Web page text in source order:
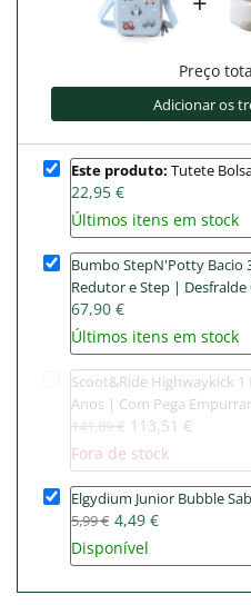
Preço
Adicionar os
Este produto: Tutete
22,95 €
Últimos itens em stock
Bumbo StepN'Potty Bacio
Redutor e Step |
67,90 €
Últimos itens em stock
Scoot&Ride Highwaykick
Anos | Com Pega
141,89 € 113,51 €
Fora de stock
Elgydium Junior Bubble
5,99 € 4,49 €
Disponível